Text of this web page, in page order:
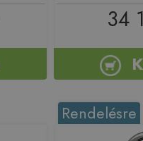
34
Rendelésre